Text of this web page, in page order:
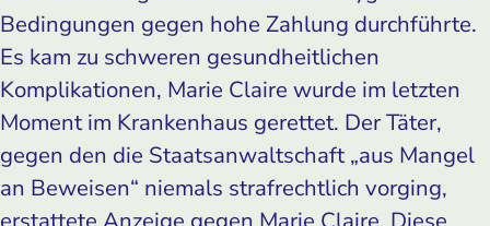
Bedingungen gegen hohe Zahlung durchführte.
Es kam zu schweren gesundheitlichen
Komplikationen, Marie Claire wurde im letzten
Moment im Krankenhaus gerettet. Der Täter,
gegen den die Staatsanwaltschaft „aus Mangel
an Beweisen“ niemals strafrechtlich vorging,